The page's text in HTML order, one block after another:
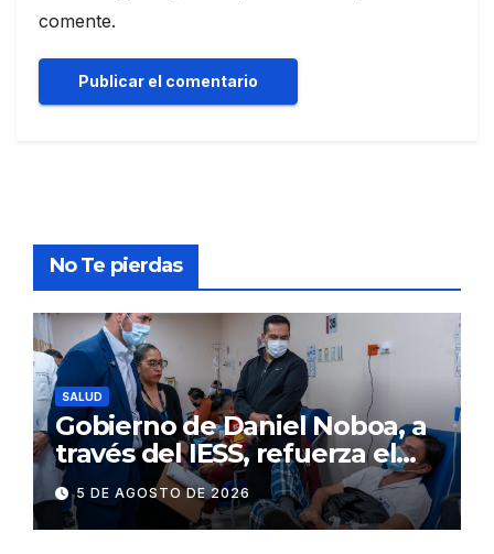
comente.
No Te pierdas
SALUD
Gobierno de Daniel Noboa, a
través del IESS, refuerza el
abastecimiento de insulina
en 86 establecimientos de
salud
5 DE AGOSTO DE 2026